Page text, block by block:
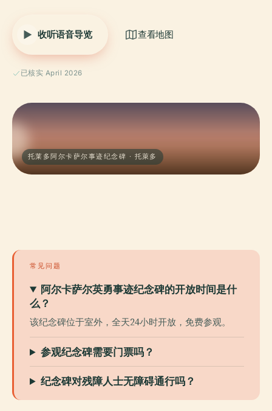
收听语音导览 查看地图
已核实 April 2026
托莱多阿尔卡萨尔事迹纪念碑 · 托萊多
常见问题
阿尔卡萨尔英勇事迹纪念碑的开放时间是什
么？
该纪念碑位于室外，全天24小时开放，免费参观。
参观纪念碑需要门票吗？
纪念碑对残障人士无障碍通行吗？